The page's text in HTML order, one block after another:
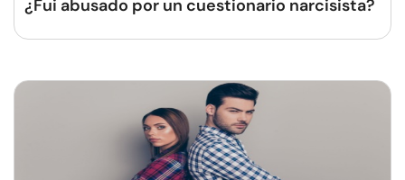
¿Fui abusado por un cuestionario narcisista?